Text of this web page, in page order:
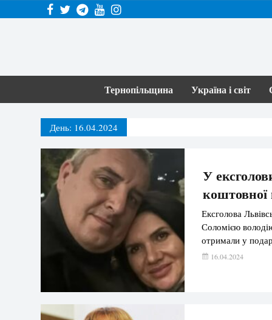
Тернопільщина Україна і світ
День: 16.04.2024
У
коштовної
Ексголова
Соломією
отримали у
16.04.2024